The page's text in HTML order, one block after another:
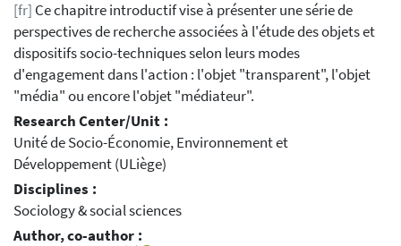
[fr] Ce chapitre introductif vise à présenter une série de
perspectives de recherche associées à l'étude des objets et
dispositifs socio-techniques selon leurs modes
d'engagement dans l'action : l'objet "transparent", l'objet
"média" ou encore l'objet "médiateur".
Research Center/Unit :
Unité de Socio-Économie, Environnement et
Développement (ULiège)
Disciplines :
Sociology & social sciences
Author, co-author :